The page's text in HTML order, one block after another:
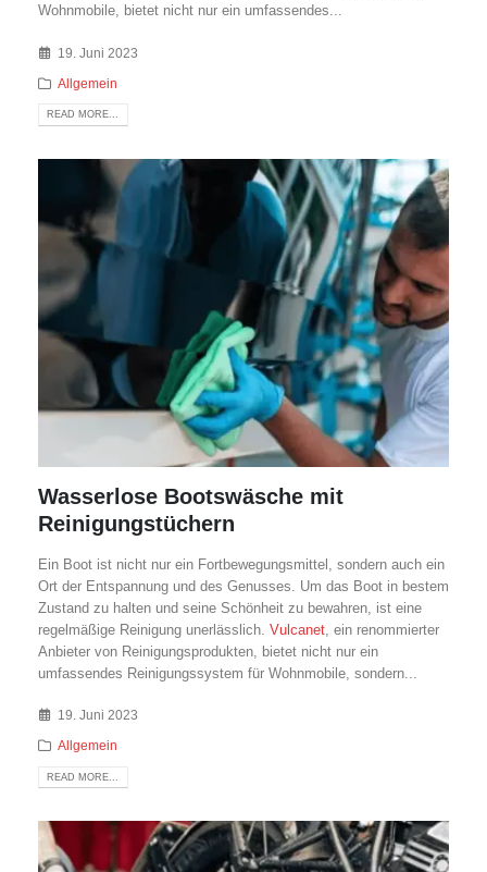
Wohnmobile, bietet nicht nur ein umfassendes...
19. Juni 2023
Allgemein
READ MORE...
Wasserlose Bootswäsche mit
Reinigungstüchern
Ein Boot ist nicht nur ein Fortbewegungsmittel, sondern auch ein
Ort der Entspannung und des Genusses. Um das Boot in bestem
Zustand zu halten und seine Schönheit zu bewahren, ist eine
regelmäßige Reinigung unerlässlich. Vulcanet , ein renommierter
Anbieter von Reinigungsprodukten, bietet nicht nur ein
umfassendes Reinigungssystem für Wohnmobile, sondern...
19. Juni 2023
Allgemein
READ MORE...